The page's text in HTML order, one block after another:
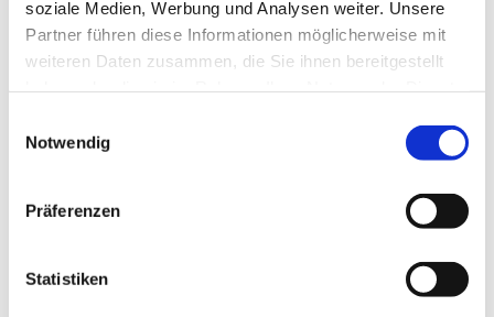
soziale Medien, Werbung und Analysen weiter. Unsere
Partner führen diese Informationen möglicherweise mit
weiteren Daten zusammen, die Sie ihnen bereitgestellt
Notwendig
Präferenzen
Statistiken